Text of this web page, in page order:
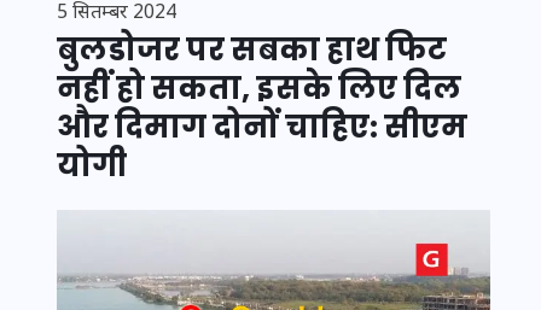
5 सितम्बर 2024
बुलडोजर पर सबका हाथ फिट
नहीं हो सकता, इसके लिए दिल
और दिमाग दोनों चाहिए: सीएम
योगी